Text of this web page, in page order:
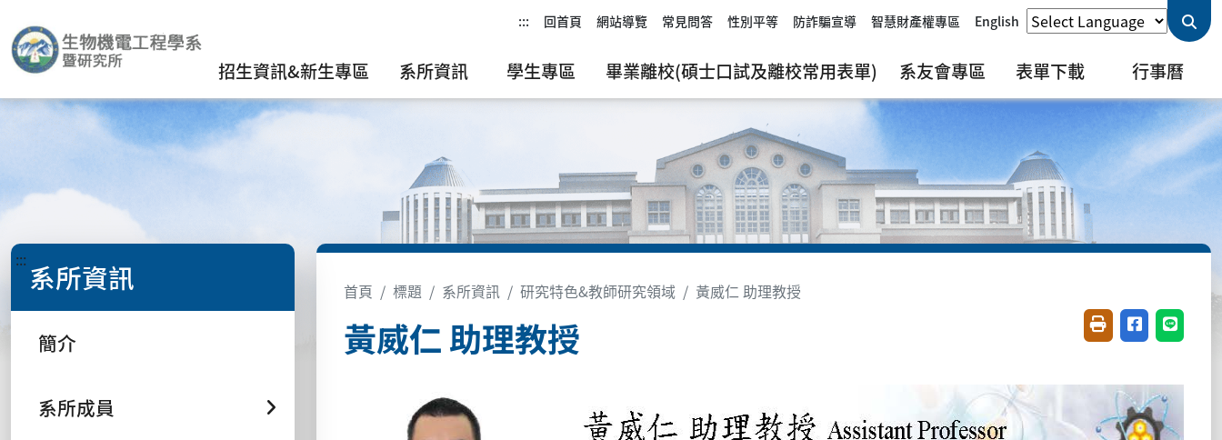
::: 回首頁 網站導覽 常見問答 性別平等 防詐騙宣導 智慧財產權專區 English
招生資訊&新生專區 系所資訊 學生專區 畢業離校(碩士口試及離校常用表單) 系友會專區 表單下載 行事曆
::: 系所資訊
簡介
系所成員
首頁 標題 系所資訊 研究特色&教師研究領域 黃威仁 助理教授
黃威仁 助理教授 友善列印(開新視窗)
分享至臉書(
分享至